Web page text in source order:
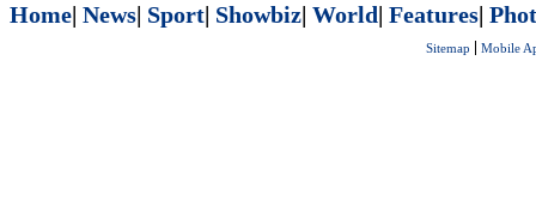
Home| News| Sport| Showbiz| World| Features|
Sitemap Mobile